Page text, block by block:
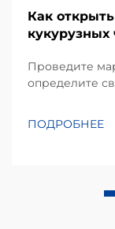
Как
кукурузных
Проведите
определите
предпочтений
ПОДРОБНЕЕ